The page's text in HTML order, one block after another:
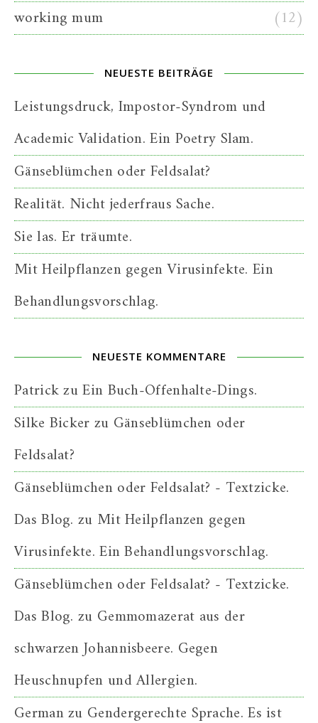
working mum
(12)
NEUESTE BEITRÄGE
Leistungsdruck, Impostor-Syndrom und
Academic Validation. Ein Poetry Slam.
Gänseblümchen oder Feldsalat?
Realität. Nicht jederfraus Sache.
Sie las. Er träumte.
Mit Heilpflanzen gegen Virusinfekte. Ein
Behandlungsvorschlag.
NEUESTE KOMMENTARE
PatrickzuEin Buch-Offenhalte-Dings.
Silke Bickerzu Gänseblümchen oder
Feldsalat?
Gänseblümchen oder Feldsalat? - Textzicke.
Das Blog. zu Mit Heilpflanzen gegen
Virusinfekte. Ein Behandlungsvorschlag.
Gänseblümchen oder Feldsalat? - Textzicke.
Das Blog. zu Gemmomazerat aus der
schwarzen Johannisbeere. Gegen
Heuschnupfen und Allergien.
Germanzu Gendergerechte Sprache. Es ist